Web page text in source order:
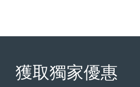
獲取獨家優惠